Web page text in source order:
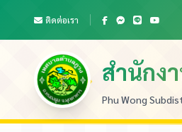
ติดต่อเรา
สำนักง
Phu Wong